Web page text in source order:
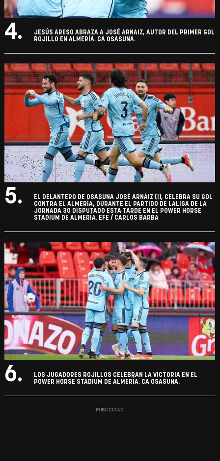
4.
JESÚS ARESO ABRAZA A JOSÉ ARNAIZ, AUTOR DEL PRIMER GOL
ROJILLO EN ALMERÍA. CA OSASUNA.
5.
EL DELANTERO DE OSASUNA JOSÉ ARNÁIZ (I), CELEBRA SU GOL
CONTRA EL ALMERÍA, DURANTE EL PARTIDO DE LALIGA DE LA
JORNADA 30 DISPUTADO ESTA TARDE EN EL POWER HORSE
STADIUM DE ALMERÍA. EFE / CARLOS BARBA
6.
LOS JUGADORES ROJILLOS CELEBRAN LA VICTORIA EN EL
POWER HORSE STADIUM DE ALMERÍA. CA OSASUNA.